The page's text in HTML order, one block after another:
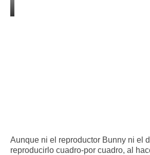
Aunque ni el reproductor Bunny ni el
reproducirlo cuadro-por cuadro, al